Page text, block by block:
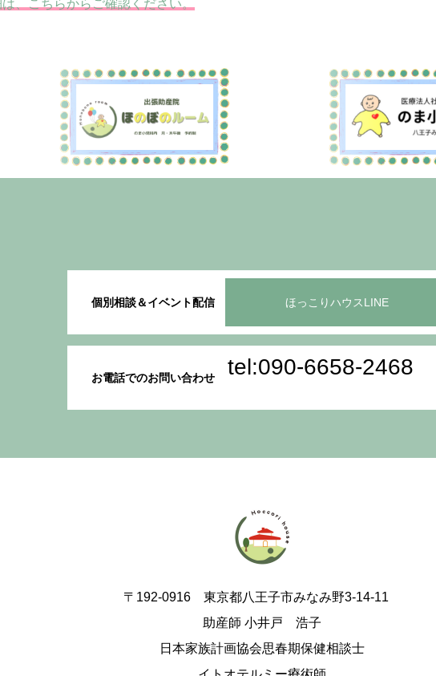
、こちらからご確認ください。
個別相談＆イベント配信 ほっこりハウスLINE
お電話でのお問い合わせ tel:090-6658-2468
〒192-0916 東京都八王子市みなみ野3-14-11
助産師 小井戸 浩子
日本家族計画協会思春期保健相談士